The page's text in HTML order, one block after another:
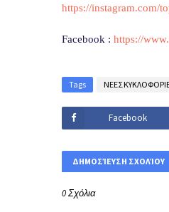
https://instagram.com/
Facebook : https://
Tags ΝΕΕΣ
Facebook
ΔΗΜΟΣΊΕΥΣΗ ΣΧΟΛΊΟΥ
0 Σχόλια